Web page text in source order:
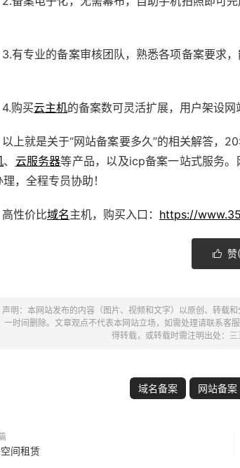
3.有专业的备案审核团队，熟悉各项备案要求
4.购买云主机的备案数可灵活扩展，用户架设网
以上就是关于“网站备案要多久”的相关解答，
、 云服务器等产品，以及icp备案一站式服务
理，全程专员协助！
高性价比域名主机，购买入口： https://
 赞(
声明：本网站发布的内容（图片、视频和文字）以原创、转载
一时间删除。文章观点不代表本网站立场，如需处理请联系
得转载，或转载时需注明出处：
域名备案 网站备案
间租赁